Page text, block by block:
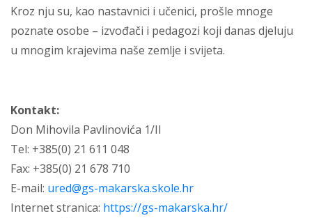
Kroz nju su, kao nastavnici i učenici, prošle mnoge
poznate osobe – izvođači i pedagozi koji danas djeluju
u mnogim krajevima naše zemlje i svijeta.
Kontakt:
Don Mihovila Pavlinovića 1/II
Tel: +385(0) 21 611 048
Fax: +385(0) 21 678 710
E-mail: ured@gs-makarska.skole.hr
Internet stranica: https://gs-makarska.hr/